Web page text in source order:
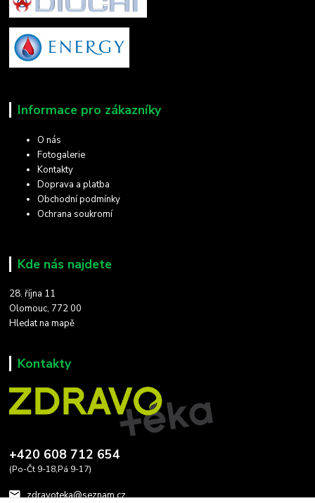
Informace pro zákazníky
O nás
Fotogalerie
Kontakty
Doprava a platba
Obchodní podmínky
Ochrana soukromí
Kde nás najdete
28. října 11
Olomouc, 772 00
Hledat na mapě
Kontakty
+420 608 712 654
(Po-Čt 9-18,Pá 9-17)
zdravoteka@seznam.cz